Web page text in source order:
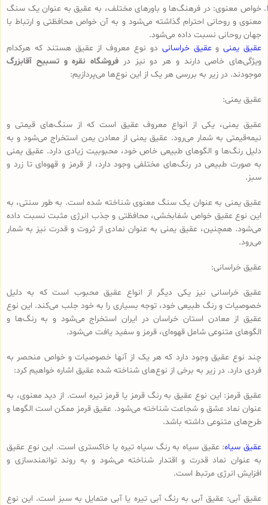
خواص معنوی: در فرهنگ‌ها و باورهای مختلف، به عقیق به عنوان یک سنگ
معنوی و روحانی احترام گذاشته می‌شود و به آن خواص محافظتی و ارتباط با
جهان روحانی نسبت داده می‌شود.
عقیق یمنیوعقیق خراسانی دو نوع معروف از عقیق هستند که هرکدام
ویژگی‌های خاصی دارند و هر دو نیز در فروشگاه نقره و تسبیح آقابزرگ
موجودند. در زیر به بررسی هر یک از این نوع‌ها می‌پردازیم:
عقیق یمنی:
عقیق یمنی، یکی از انواع معروف عقیق است که از سنگ‌های قیمتی و
نیمه‌قیمتی به شمار می‌رود. عقیق یمنی از معادن یمن استخراج می‌شود و به
دلیل رنگ‌ها و الگوهای طبیعی خاص خود، محبوبیت زیادی دارد. عقیق یمنی
به صورت طبیعی در رنگ‌های مختلفی وجود دارد، از قرمز و قهوه‌ای تا زرد و
سبز.
عقیق یمنی به عنوان یک سنگ معنوی شناخته شده است. به طور سنتی، به
این نوع عقیق خواص شفابخشی، محافظتی و جذب انرژی مثبت نسبت داده
می‌شود. همچنین، عقیق یمنی به عنوان نمادی از ثروت و قدرت نیز به شمار
می‌رود.
عقیق خراسانی:
عقیق خراسانی نیز یکی دیگر از انواع عقیق محبوب است که به دلیل
خصوصیات و رنگ طبیعی خود، توجه بسیاری را به خود جلب می‌کند. این نوع
عقیق از معادن استان خراسان در ایران استخراج می‌شود و به رنگ‌ها و
الگوهای متنوعی شامل قهوه‌ای، قرمز و سفید یافت می‌شود.
چند نوع عقیق وجود دارد که هر یک از آنها خصوصیات و خواص منحصر به
فردی دارد. در زیر به برخی از نوع‌های شناخته شده عقیق اشاره خواهیم کرد:
عقیق قرمز: این نوع عقیق به رنگ قرمز یا قرمز تیره است. از دید معنوی، به
عنوان نماد عشق و شجاعت شناخته می‌شود. عقیق قرمز ممکن است الگوها و
طرح‌های متنوعی داشته باشد.
عقیق سیاه: عقیق سیاه به رنگ سیاه تیره یا خاکستری است. این نوع عقیق
به عنوان نماد قدرت و اقتدار شناخته می‌شود و به روند توانمندسازی و
افزایش انرژی مرتبط است.
عقیق آبی: عقیق آبی به رنگ آبی تیره یا آبی متمایل به سبز است. این نوع